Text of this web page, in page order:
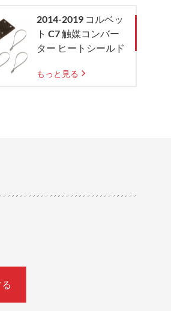
2014-2019 コルベッ
ト C7 触媒コンバー
ター ヒートシールド
もっと見る